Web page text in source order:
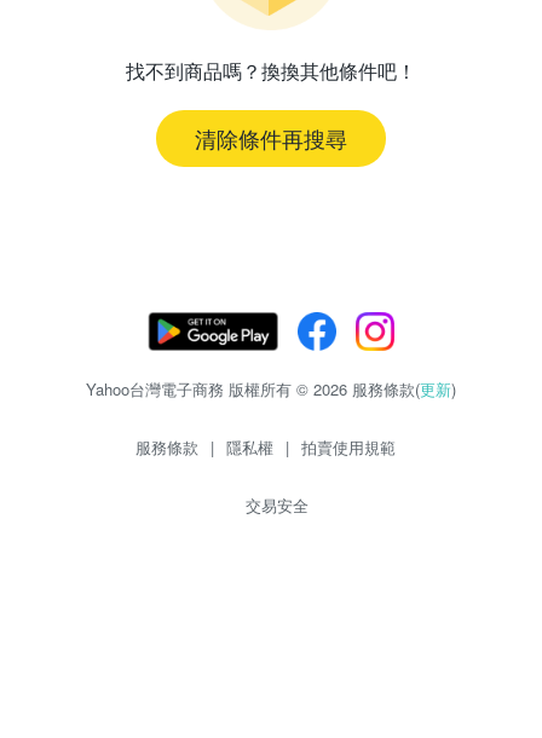
找不到商品嗎？換換其他條件吧！
清除條件再搜尋
Yahoo台灣電子商務 版權所有 © 2026 服務條款(更新)
服務條款 | 隱私權 | 拍賣使用規範
交易安全